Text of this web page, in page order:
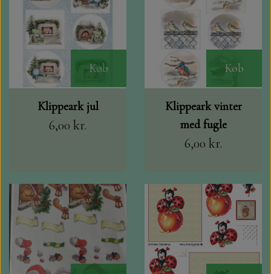
Køb
Klippeark jul
6,00 kr.
Køb
Klippeark vinter
med fugle
6,00 kr.